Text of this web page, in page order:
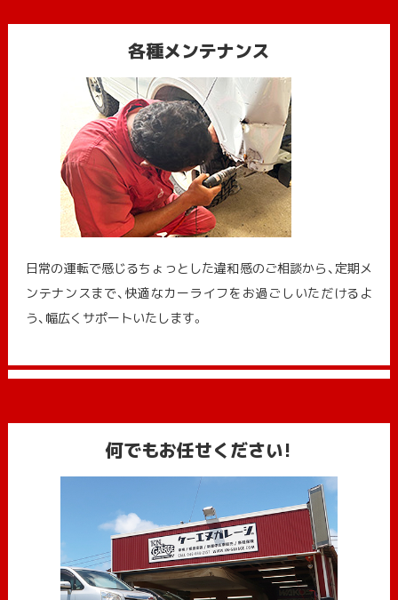
各種メンテナンス
日常の運転で感じるちょっとした違和感のご相談から、定期メ
ンテナンスまで、快適なカーライフをお過ごしいただけるよ
う、幅広くサポートいたします。
何でもお任せください!